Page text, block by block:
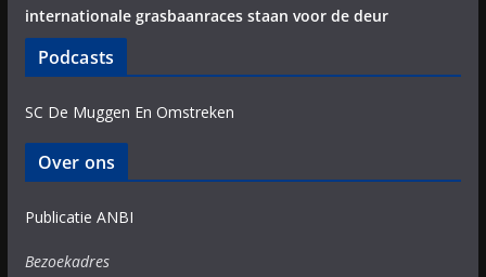
internationale grasbaanraces staan voor de deur
Podcasts
SC De Muggen En Omstreken
Over ons
Publicatie ANBI
Bezoekadres